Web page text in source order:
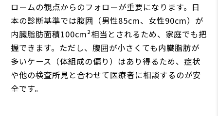
ロームの観点からのフォローが重要になります。日
本の診断基準では腹囲（男性85cm、女性90cm）が
内臓脂肪面積100cm²相当とされるため、家庭でも把
握できます。ただし、腹囲が小さくても内臓脂肪が
多いケース（体組成の偏り）はあり得るため、症状
や他の検査所見と合わせて医療者に相談するのが安
全です。